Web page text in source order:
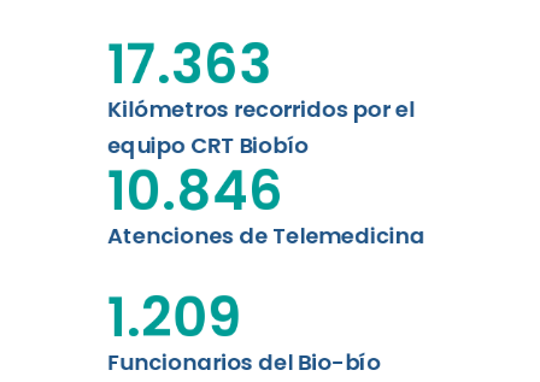
Leer más
Kilómetros recorridos por el
equipo CRT Biobío
17.363
Atenciones de Telemedicina
10.846
Funcionarios del Bio-bío
1.209